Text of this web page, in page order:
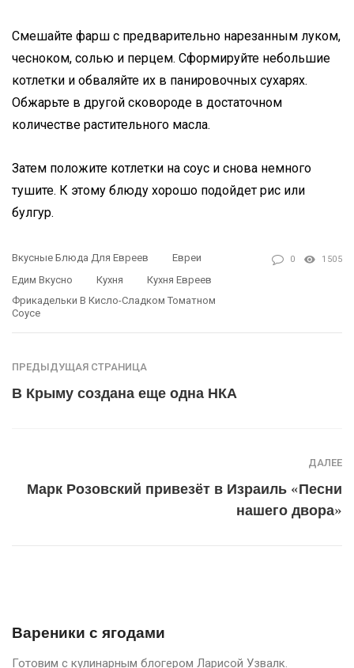
Смешайте фарш с предварительно нарезанным луком,
чесноком, солью и перцем. Сформируйте небольшие
котлетки и обваляйте их в панировочных сухарях.
Обжарьте в другой сковороде в достаточном
количестве растительного масла.
Затем положите котлетки на соус и снова немного
тушите. К этому блюду хорошо подойдет рис или
булгур.
Вкусные Блюда Для Евреев
Евреи
Едим Вкусно
Кухня
Кухня Евреев
Фрикадельки В Кисло-Сладком Томатном
Соусе
0 1505
ПРЕДЫДУЩАЯ СТРАНИЦА
В Крыму создана еще одна НКА
ДАЛЕЕ
Марк Розовский привезёт в Израиль «Песни
нашего двора»
Вареники с ягодами
Готовим с кулинарным блогером Ларисой Узвалк.